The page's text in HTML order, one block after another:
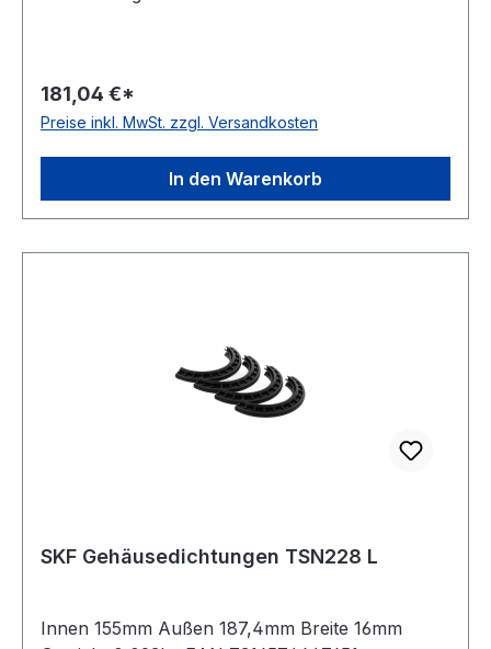
181,04 €*
Preise inkl. MwSt. zzgl. Versandkosten
In den Warenkorb
SKF Gehäusedichtungen TSN228 L
Innen 155mm Außen 187,4mm Breite 16mm